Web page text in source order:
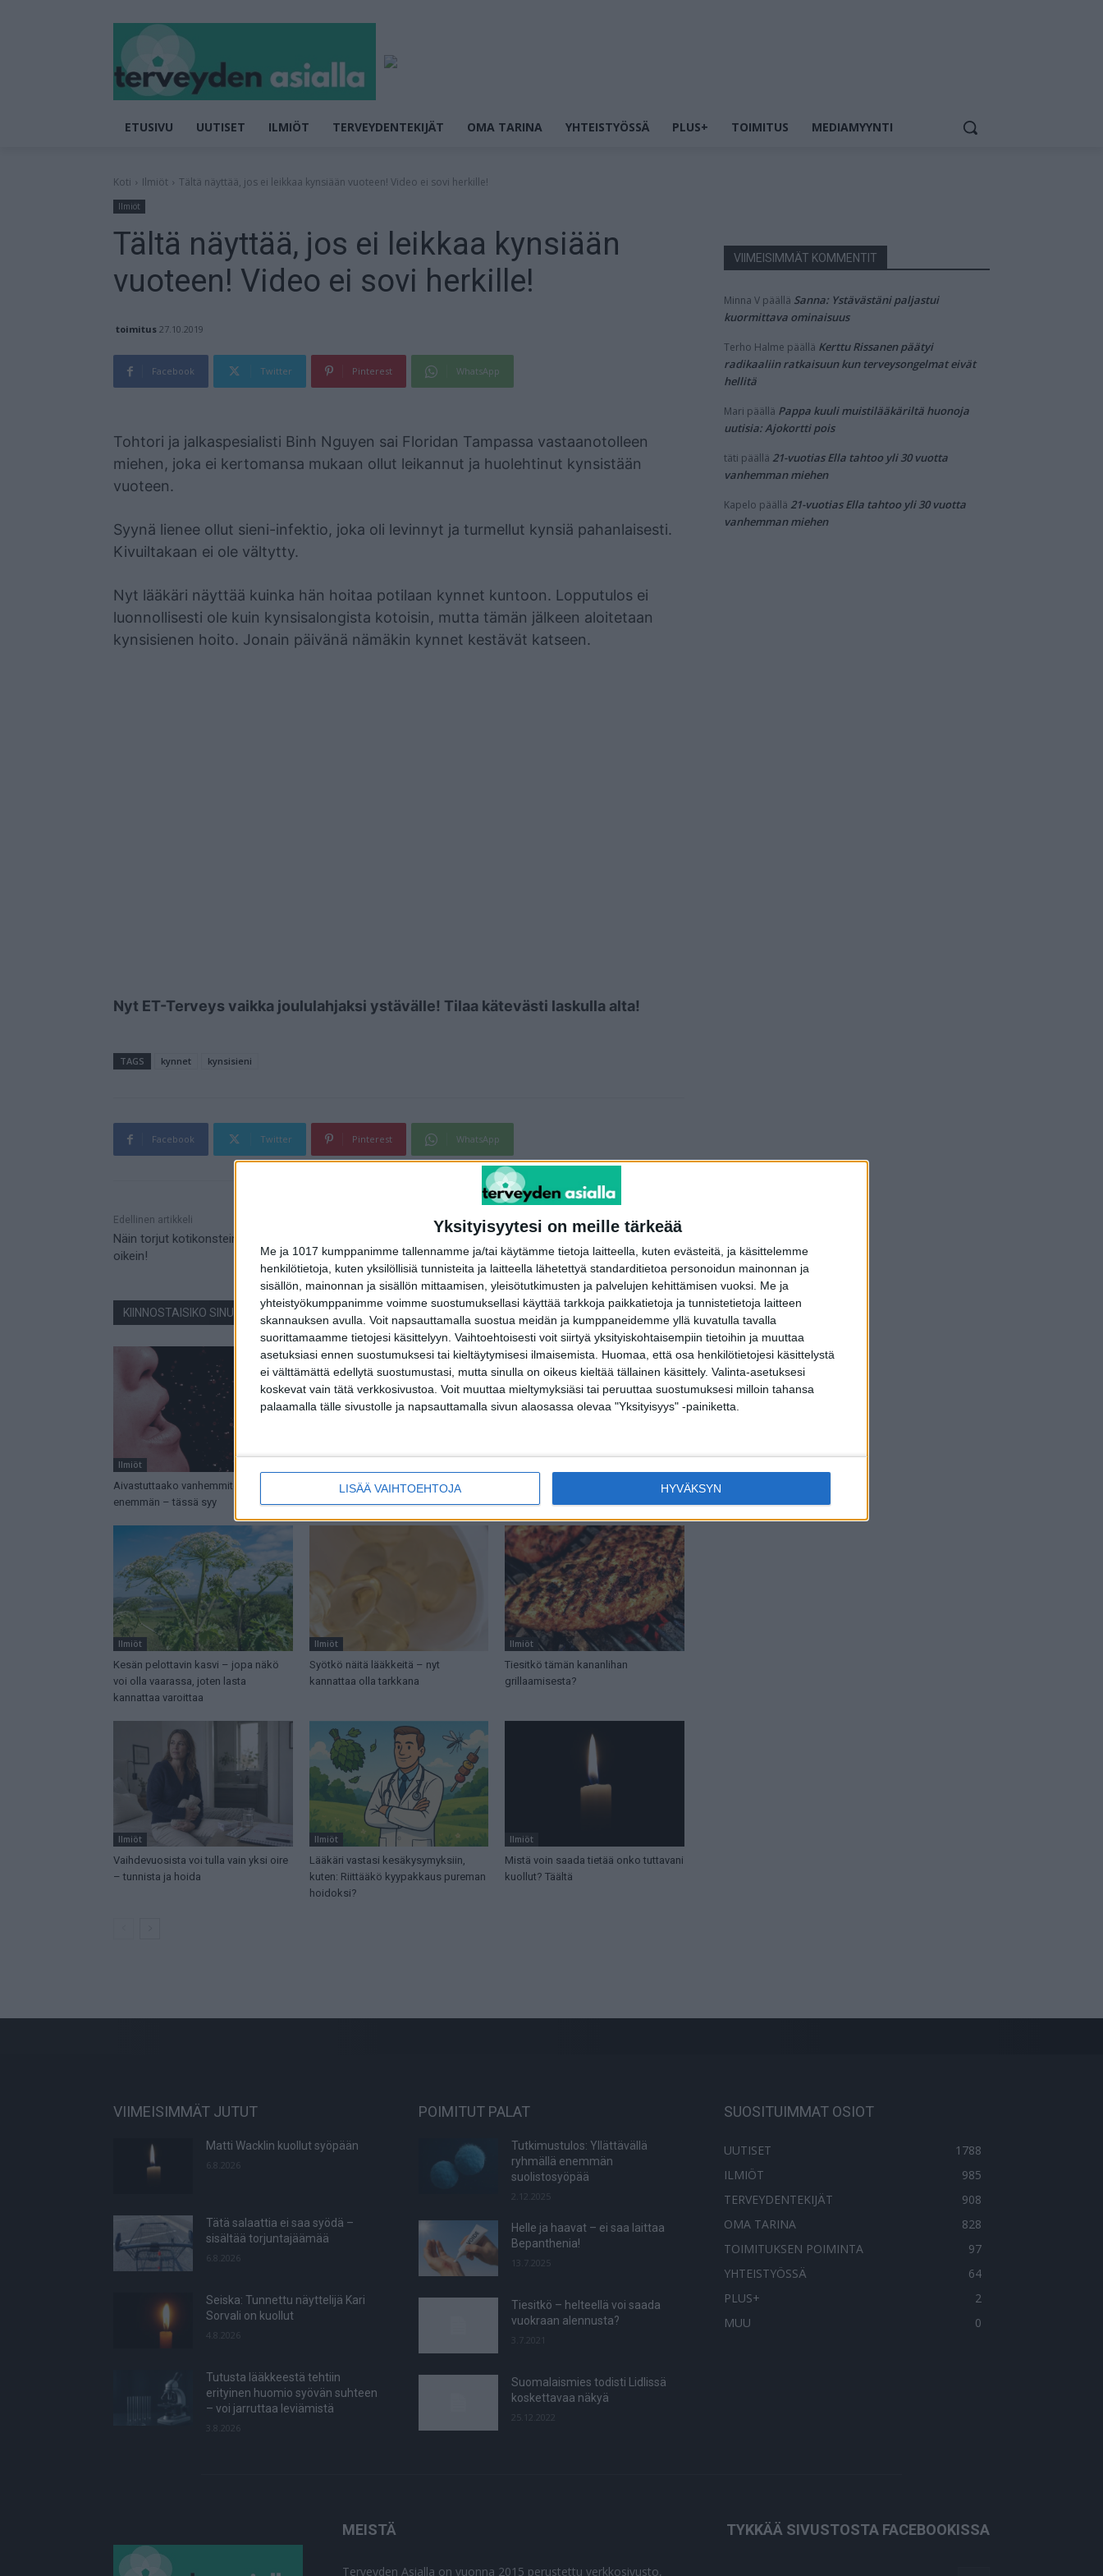
Yksityisyytesi on meille tärkeää
Me ja 1017 kumppanimme tallennamme ja/tai käytämme tietoja laitteella, kuten evästeitä, ja käsittelemme
henkilötietoja, kuten yksilöllisiä tunnisteita ja laitteella lähetettyä standarditietoa personoidun mainonnan ja
sisällön, mainonnan ja sisällön mittaamisen, yleisötutkimusten ja palvelujen kehittämisen vuoksi. Me ja
yhteistyökumppanimme voimme suostumuksellasi käyttää tarkkoja paikkatietoja ja tunnistetietoja laitteen
skannauksen avulla. Voit napsauttamalla suostua meidän ja kumppaneidemme yllä kuvatulla tavalla
suorittamaamme tietojesi käsittelyyn. Vaihtoehtoisesti voit siirtyä yksityiskohtaisempiin tietoihin ja muuttaa
asetuksiasi ennen suostumuksesi tai kieltäytymisesi ilmaisemista. Huomaa, että osa henkilötietojesi käsittelystä
ei välttämättä edellytä suostumustasi, mutta sinulla on oikeus kieltää tällainen käsittely. Valinta-asetuksesi
koskevat vain tätä verkkosivustoa. Voit muuttaa mieltymyksiäsi tai peruuttaa suostumuksesi milloin tahansa
palaamalla tälle sivustolle ja napsauttamalla sivun alaosassa olevaa "Yksityisyys" -painiketta.
LISÄÄ VAIHTOEHTOJA HYVÄKSYN
ETUSIVU UUTISET ILMIÖT TERVEYDENTEKIJÄT OMA TARINA YHTEISTYÖSSÄ PLUS+ TOIMITUS MEDIAMYYNTI
Koti Ilmiöt Tältä näyttää, jos ei leikkaa kynsiään vuoteen! Video ei sovi herkille!
Ilmiöt
Tältä näyttää, jos ei leikkaa kynsiään
vuoteen! Video ei sovi herkille!
toimitus 27.10.2019
Facebook Twitter Pinterest WhatsApp
Tohtori ja jalkaspesialisti Binh Nguyen sai Floridan Tampassa vastaanotolleen
miehen, joka ei kertomansa mukaan ollut leikannut ja huolehtinut kynsistään
vuoteen.
Syynä lienee ollut sieni-infektio, joka oli levinnyt ja turmellut kynsiä pahanlaisesti.
Kivuiltakaan ei ole vältytty.
Nyt lääkäri näyttää kuinka hän hoitaa potilaan kynnet kuntoon. Lopputulos ei
luonnollisesti ole kuin kynsisalongista kotoisin, mutta tämän jälkeen aloitetaan
kynsisienen hoito. Jonain päivänä nämäkin kynnet kestävät katseen.
Nyt ET-Terveys vaikka joululahjaksi ystävälle! Tilaa kätevästi laskulla alta!
TAGS kynnet kynsisieni
Facebook Twitter Pinterest WhatsApp
Mainos
Edellinen artikkeli
Näin torjut kotikonstein pimeysrasituksen – valaise
oikein!
Seuraava artikkeli
Suunnittelilla kuntoremontti? Älä sorru yleisiin
virheisiin, tässä 6 vinkkiä
KIINNOSTAISIKO SINUA NÄMÄ JUTUT?
Ilmiöt
Aivastuttaako vanhemmiten
enemmän – tässä syy
Poliisi vetoaa: Jos näet luonnossa
tällaisen pullon, älä koske siihen!
Tätä et tainnut tietää aurinkorasvasta
Ilmiöt
Kesän pelottavin kasvi – jopa näkö
voi olla vaarassa, joten lasta
kannattaa varoittaa
Ilmiöt
Syötkö näitä lääkkeitä – nyt
kannattaa olla tarkkana
Ilmiöt
Tiesitkö tämän kananlihan
grillaamisesta?
Ilmiöt
Vaihdevuosista voi tulla vain yksi oire
– tunnista ja hoida
Ilmiöt
Lääkäri vastasi kesäkysymyksiin,
kuten: Riittääkö kyypakkaus pureman
hoidoksi?
Ilmiöt
Mistä voin saada tietää onko tuttavani
kuollut? Täältä
VIIMEISIMMÄT KOMMENTIT
Minna V päällä Sanna: Ystävästäni paljastui
kuormittava ominaisuus
Terho Halme päällä Kerttu Rissanen päätyi
radikaaliin ratkaisuun kun terveysongelmat eivät
hellitä
Mari päällä Pappa kuuli muistilääkäriltä huonoja
uutisia: Ajokortti pois
täti päällä 21-vuotias Ella tahtoo yli 30 vuotta
vanhemman miehen
Kapelo päällä 21-vuotias Ella tahtoo yli 30 vuotta
vanhemman miehen
VIIMEISIMMÄT JUTUT
Matti Wacklin kuollut syöpään
6.8.2026
Tätä salaattia ei saa syödä –
sisältää torjuntajäämää
6.8.2026
Seiska: Tunnettu näyttelijä Kari
Sorvali on kuollut
4.8.2026
Tutusta lääkkeestä tehtiin
erityinen huomio syövän suhteen
– voi jarruttaa leviämistä
3.8.2026
POIMITUT PALAT
Tutkimustulos: Yllättävällä
ryhmällä enemmän
suolistosyöpää
2.12.2025
Helle ja haavat – ei saa laittaa
Bepanthenia!
13.7.2025
Tiesitkö – helteellä voi saada
vuokraan alennusta?
3.7.2021
Suomalaismies todisti Lidlissä
koskettavaa näkyä
25.12.2022
SUOSITUIMMAT OSIOT
UUTISET
1788
ILMIÖT
985
TERVEYDENTEKIJÄT
908
OMA TARINA
828
TOIMITUKSEN POIMINTA
97
YHTEISTYÖSSÄ
64
PLUS+
2
MUU
0
MEISTÄ
Terveyden Asialla on vuonna 2015 perustettu verkkosivusto,
TYKKÄÄ SIVUSTOSTA FACEBOOKISSA